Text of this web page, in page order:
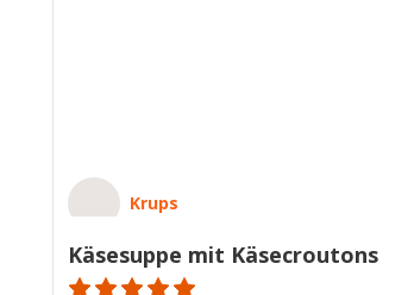
Krups
Käsesuppe mit Käsecroutons